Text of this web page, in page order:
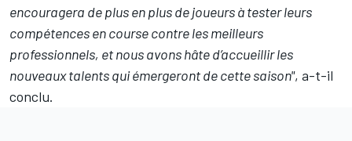
encouragera de plus en plus de joueurs à tester leurs
compétences en course contre les meilleurs
professionnels, et nous avons hâte d’accueillir les
nouveaux talents qui émergeront de cette saison", a-t-il
conclu.